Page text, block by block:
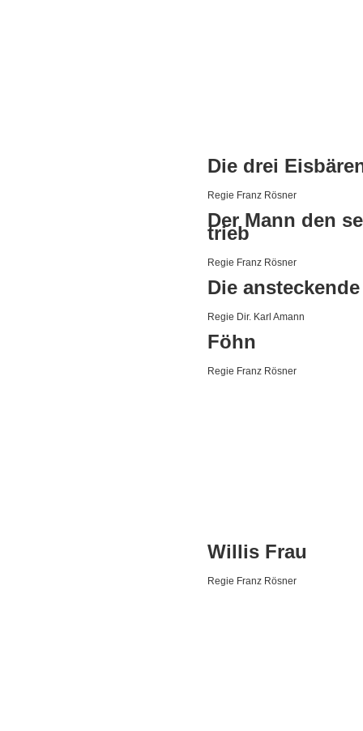
Die drei
Regie Franz Rösner
Der Mann den
trieb
Regie Franz Rösner
Die
Regie Dir. Karl Amann
Föhn
Regie Franz Rösner
Willis Frau
Regie Franz Rösner